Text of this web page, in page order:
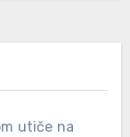
utiče na